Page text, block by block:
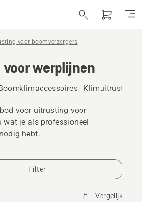
voor boomverzorgers
werplijnen
Klimuitrusting
voor uitrusting voor
wat je als professioneel
hebt.
Filter
Vergelijk